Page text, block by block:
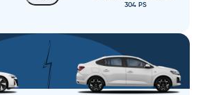
304 PS